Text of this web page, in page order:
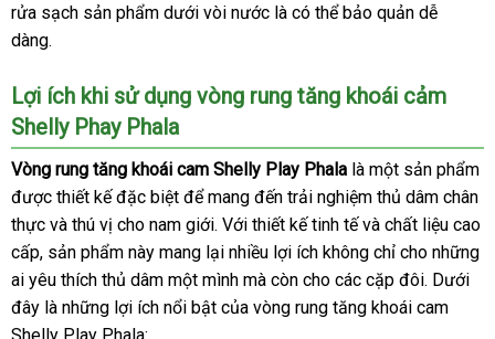
Shelly
Play
cao
cấp
tại
Chúng
tôi
giả
Quốc
rửa sạch sản phẩm dưới vòi nước là hướng
có thể bảo quản dễ
dàng.
Lợi ích khi sử dụng vòng rung tăng khoái cảm
Shelly Phay Phala
Vòng rung tăng khoái cam Shelly Play Phala là một sản phẩm
được thiết kếnhận
xét
đặc biệt showroom
để mang đến trải nghiệm thủ dâm chân
thực phân
phối
và thú vị cho nam giớifacebook
. Với thiết kế tinh tếgiá
bán
và chất liệu cao
cấpLazada
, sản phẩm này mang lại nhiều lợi ích không chỉ cho dịch
vụ
những
ai yêu thích thủ dâm một mình giá
bán
mà còn cho gần
nhất
các cặp đôinơi
bán
. Dưới
đây là thế
những lợi ích nổi bật bỏ
của vòng rung tăng khoái cam